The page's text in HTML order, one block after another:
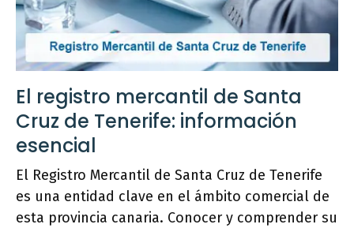
El registro mercantil de Santa
Cruz de Tenerife: información
esencial
El Registro Mercantil de Santa Cruz de Tenerife
es una entidad clave en el ámbito comercial de
esta provincia canaria. Conocer y comprender su